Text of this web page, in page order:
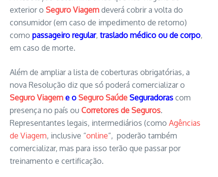
exterior o Seguro Viagem deverá cobrir a volta do
consumidor (em caso de impedimento de retorno)
como passageiro regular, traslado médico ou de corpo,
em caso de morte.
Além de ampliar a lista de coberturas obrigatórias, a
nova Resolução diz que só poderá comercializar o
Seguro Viagem e o Seguro Saúde Seguradoras com
presença no país ou Corretores de Seguros.
Representantes legais, intermediários (como Agências
de Viagem, inclusive “online“, poderão também
comercializar, mas para isso terão que passar por
treinamento e certificação.